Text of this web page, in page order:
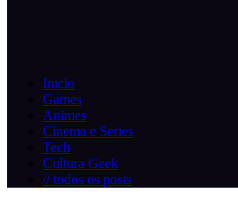
Inicio
Games
Animes
Cinema e Series
Tech
Cultura Geek
// todos os posts